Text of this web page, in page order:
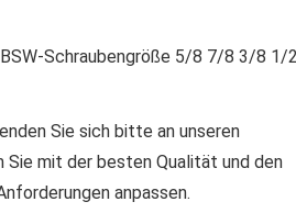
Sie sich bitte an unseren
Sie mit der besten Qualität und den
anpassen.